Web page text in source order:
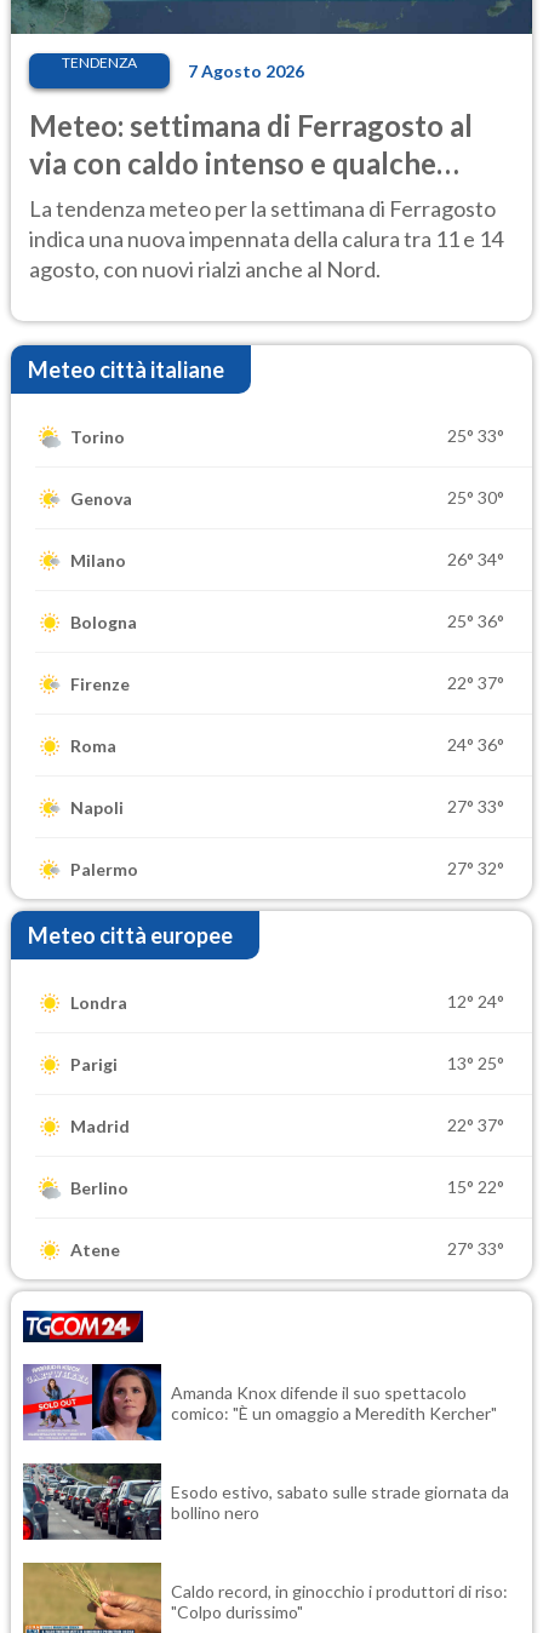
TENDENZA 7 Agosto 2026
Meteo: settimana di Ferragosto al
via con caldo intenso e qualche
temporale
La tendenza meteo per la settimana di Ferragosto
indica una nuova impennata della calura tra 11 e 14
agosto, con nuovi rialzi anche al Nord.
Meteo città italiane
Torino 25° 33°
Genova 25° 30°
Milano 26° 34°
Bologna 25° 36°
Firenze 22° 37°
Roma 24° 36°
Napoli 27° 33°
Palermo 27° 32°
Meteo città europee
Londra 12° 24°
Parigi 13° 25°
Madrid 22° 37°
Berlino 15° 22°
Atene 27° 33°
Amanda Knox difende il suo spettacolo
comico: "È un omaggio a Meredith Kercher"
Esodo estivo, sabato sulle strade giornata da
bollino nero
Caldo record, in ginocchio i produttori di riso:
"Colpo durissimo"